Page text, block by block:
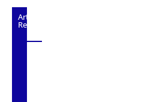
Artigos
Relacionados